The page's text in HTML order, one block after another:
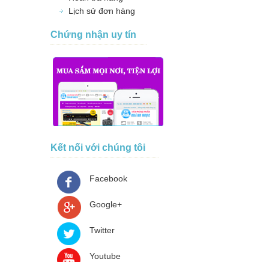
Lịch sử đơn hàng
Chứng nhận uy tín
Kết nối với chúng tôi
Facebook
Google+
Twitter
Youtube